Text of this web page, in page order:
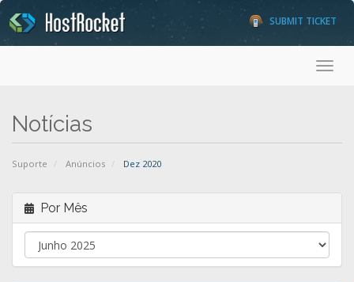
SUBMIT TICKET
Notícias
Suporte Anúncios Dez 2020
Por Mês